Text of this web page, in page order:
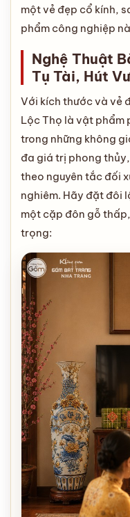
một vẻ đẹp cổ kính,
phẩm công nghiệp
Nghệ Thuật
Tụ Tài, Hút
Với kích thước và vẻ
Lộc Thọ là vật phẩm
trong những không
đa giá trị phong
theo nguyên tắc đối
nghiêm. Hãy đặt đôi
một cặp đôn gỗ
trọng: